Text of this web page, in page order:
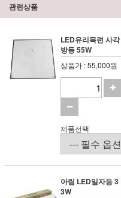
관련상품
LED유리목련 사각
방등 55W
상품가 : 55,000원
제품선택
아림 LED일자등 3
3W